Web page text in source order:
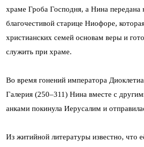
храме Гроба Господня, а Нина передана
благочестивой старице Ниофоре,
христианских семей основам веры и
служить при храме.
Во время гонений императора
Галерия (250–311) Нина вместе с
анками покинула Иерусалим и
Из житийной литературы известно, что